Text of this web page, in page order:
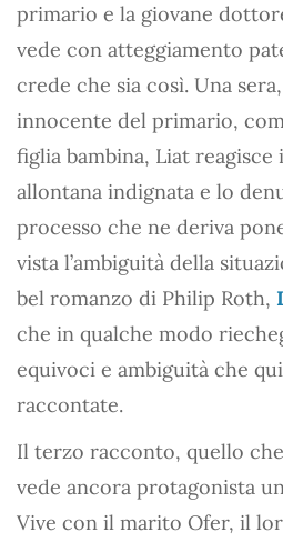
primario e la giovane
vede con atteggiamento
crede che sia così. Una
innocente del primario,
figlia bambina, Liat
allontana indignata e lo
processo che ne deriva
vista l’ambiguità della
bel romanzo di Philip Roth,
che in qualche modo
equivoci e ambiguità che
raccontate.
Il terzo racconto, quello
vede ancora protagonista
Vive con il marito Ofer, il